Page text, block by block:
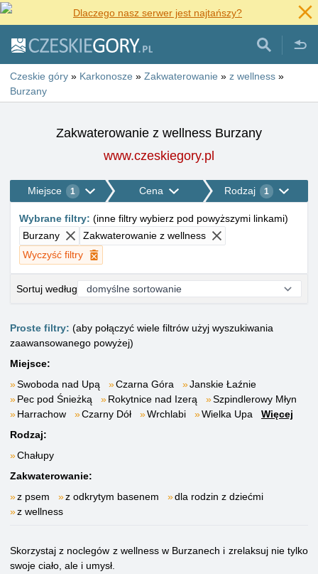
Dlaczego nasz serwer jest najtańszy?
Czeskie góry » Karkonosze » Zakwaterowanie » z wellness »
Burzany
Zakwaterowanie z wellness Burzany
www.czeskiegory.pl
Miejsce 1 Cena Rodzaj 1
Wybrane filtry: (inne filtry wybierz pod powyższymi linkami)
Burzany
Zakwaterowanie z wellness
Wyczyść filtry
Sortuj według
Proste filtry: (aby połączyć wiele filtrów użyj wyszukiwania
zaawansowanego powyżej)
Miejsce:
Swoboda nad Upą
Czarna Góra
Janskie Łaźnie
Pec pod Śnieżką
Rokytnice nad Izerą
Szpindlerowy Młyn
Harrachow
Czarny Dół Wrchlabi Wielka Upa
Więcej
Rodzaj:
Chałupy
Zakwaterowanie:
z psem
z odkrytym basenem
dla rodzin z dziećmi
z wellness
Skorzystaj z noclegów z wellness w Burzanech i zrelaksuj nie tylko
swoje ciało, ale i umysł.